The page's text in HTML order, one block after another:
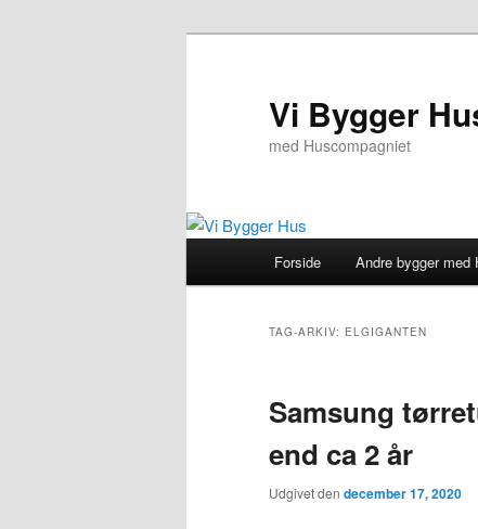
Vi Bygger
med Huscompagniet
Forside Andre bygger med
TAG-ARKIV: ELGIGANTEN
Samsung
end ca 2 år
Udgivet den december 17, 2020